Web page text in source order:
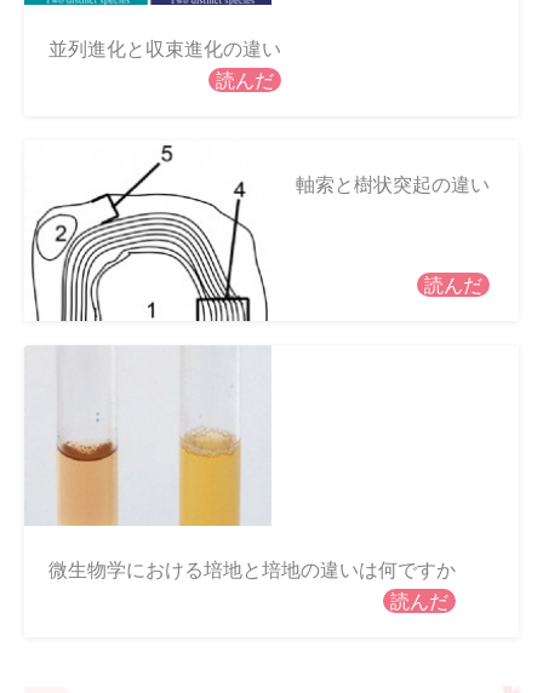
並列進化と収束進化の違い
読んだ
軸索と樹状突起の違い
読んだ
微生物学における培地と培地の違いは何ですか
読んだ